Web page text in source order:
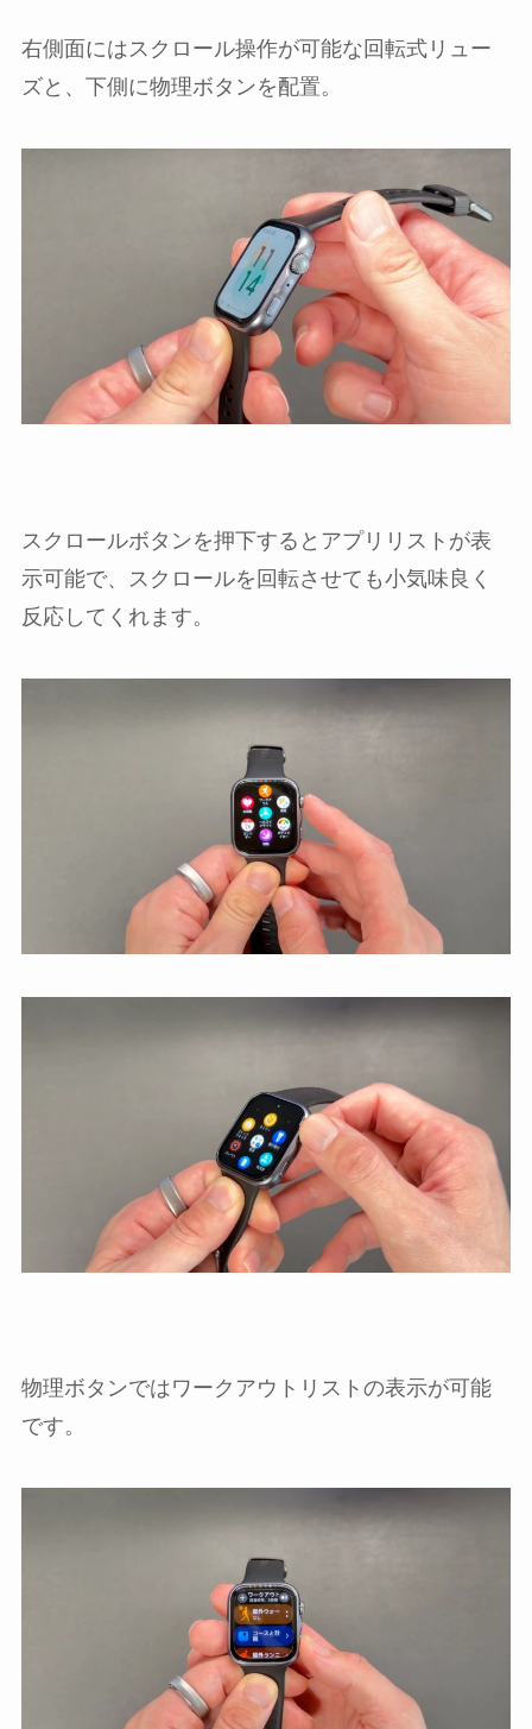
右側面にはスクロール操作が可能な回転式リュー
ズと、下側に物理ボタンを配置。
スクロールボタンを押下するとアプリリストが表
示可能で、スクロールを回転させても小気味良く
反応してくれます。
物理ボタンではワークアウトリストの表示が可能
です。